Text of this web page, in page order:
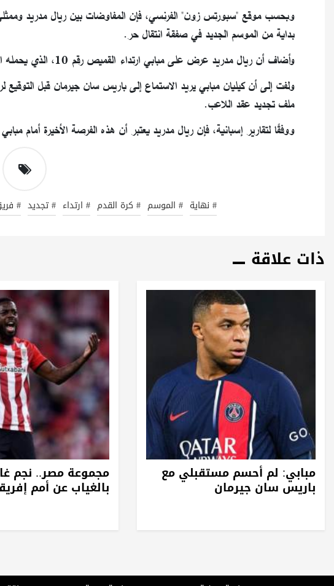
وبحسب موقع "سبورتس زون" الفرنسي، فإن المفاوضات بين ريال مدريد
بداية من الموسم الجديد في صفقة انتقال حر.
وأضاف أن ريال مدريد عرض على مبابي ارتداء القميص رقم 10، الذي يحمله الكرواتي لوكا مودريتش.
ولفت إلى أن كيليان مبابي يريد الاستماع إلى باريس سان جيرمان قبل
ملف تجديد عقد اللاعب.
ووفقًا لتقارير إسبانية، فإن ريال مدريد يعتبر أن هذه الفرصة الأخيرة أمام
# نهاية # الموسم # كرة القدم # ارتداء # تجديد #
ذات علاقة
مبابي: لم أحسم مستقبلي مع
باريس سان جيرمان
مجموعة مصر.. نجم
بالغياب عن أمم